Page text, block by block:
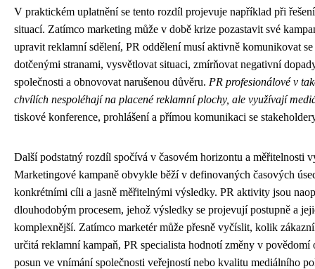
V praktickém uplatnění se tento rozdíl projevuje například při
situací. Zatímco marketing může v době krize pozastavit své
upravit reklamní sdělení, PR oddělení musí aktivně komunikovat se
dotčenými stranami, vysvětlovat situaci, zmírňovat negativní
společnosti a obnovovat narušenou důvěru. PR profesionálové v
chvílích nespoléhají na placené reklamní plochy, ale využívají
tiskové konference, prohlášení a přímou komunikaci se
Další podstatný rozdíl spočívá v časovém horizontu a měřitelnosti
Marketingové kampaně obvykle běží v definovaných časových
konkrétními cíli a jasně měřitelnými výsledky. PR aktivity jsou
dlouhodobým procesem, jehož výsledky se projevují postupně a
komplexnější. Zatímco marketér může přesně vyčíslit, kolik
určitá reklamní kampaň, PR specialista hodnotí změny v povědomí
posun ve vnímání společnosti veřejností nebo kvalitu mediálního